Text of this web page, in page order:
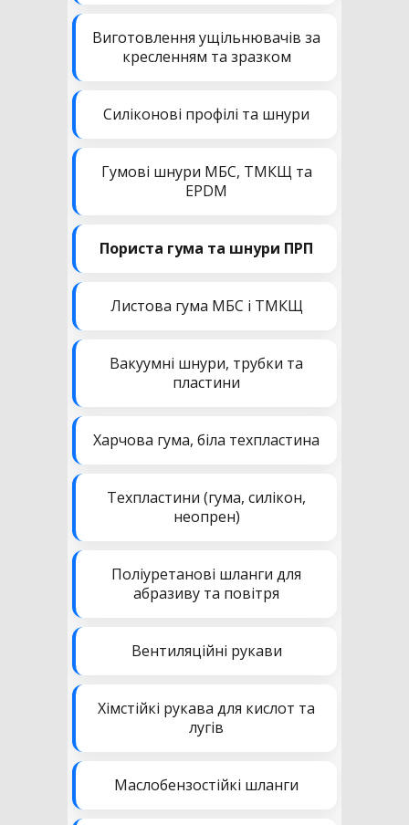
Виготовлення ущільнювачів за
кресленням та зразком
Силіконові профілі та шнури
Гумові шнури МБС, ТМКЩ та
EPDM
Пориста гума та шнури ПРП
Листова гума МБС і ТМКЩ
Вакуумні шнури, трубки та
пластини
Харчова гума, біла техпластина
Техпластини (гума, силікон,
неопрен)
Поліуретанові шланги для
абразиву та повітря
Вентиляційні рукави
Хімстійкі рукава для кислот та
лугів
Маслобензостійкі шланги